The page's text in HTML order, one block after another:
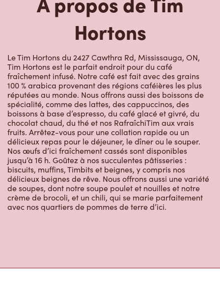
Hortons
Le Tim Hortons du 2427 Cawthra Rd, Mississauga, ON,
Tim Hortons est le parfait endroit pour du café
fraîchement infusé. Notre café est fait avec des grains
100 % arabica provenant des régions caféières les plus
réputées au monde. Nous offrons aussi des boissons de
spécialité, comme des lattes, des cappuccinos, des
boissons à base d’espresso, du café glacé et givré, du
chocolat chaud, du thé et nos RafraîchiTim aux vrais
fruits. Arrêtez-vous pour une collation rapide ou un
délicieux repas pour le déjeuner, le dîner ou le souper.
Nos œufs d’ici fraîchement cassés sont disponibles
jusqu’à 16 h. Goûtez à nos succulentes pâtisseries :
biscuits, muffins, Timbits et beignes, y compris nos
délicieux beignes de rêve. Nous offrons aussi une variété
de soupes, dont notre soupe poulet et nouilles et notre
crème de brocoli, et un chili, qui se marie parfaitement
avec nos quartiers de pommes de terre d’ici.